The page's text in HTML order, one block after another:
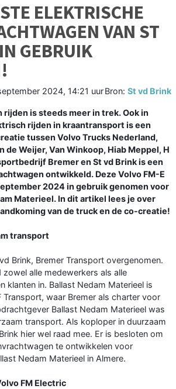
ELEKTRISCHE
VAN ST
GEBRUIK
2024, 14:21 uurBron: St vd Brink
rijden is steeds meer in trek. Ook in
rijden in kraantransport is een
tussen Volvo Trucks Nederland,
de Weijer, Van Winkoop, Hiab Meppel, H
Bremer en St vd Brink is een
ontwikkeld. Deze Volvo FM-E
2024 in gebruik genomen voor
Materieel. In dit artikel lees je over
van de truck en de co-creatie!
transport
Brink, Bremer Transport overgenomen.
zowel alle medewerkers als alle
klanten in. Ballast Nedam Materieel is
Transport, waar Bremer als charter voor
Ballast Nedam Materieel was
transport. Als koploper in duurzaam
hier wel raad mee. Er is besloten om
te ontwikkelen voor
Nedam Materieel in Almere.
FM Electric